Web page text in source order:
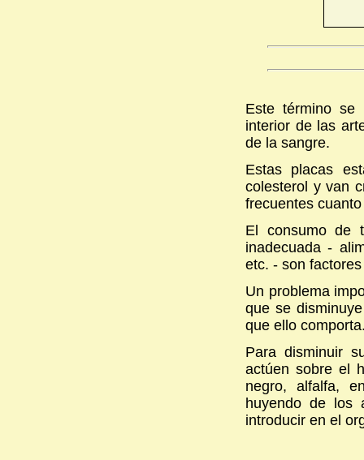
Este término se
interior de las
de la sangre.
Estas placas
colesterol y van
frecuentes
El consumo de
inadecuada -
etc. - son
Un problema
que se
que ello
Para disminuir
actúen sobre el
negro, alfalfa,
huyendo de los
introducir en el